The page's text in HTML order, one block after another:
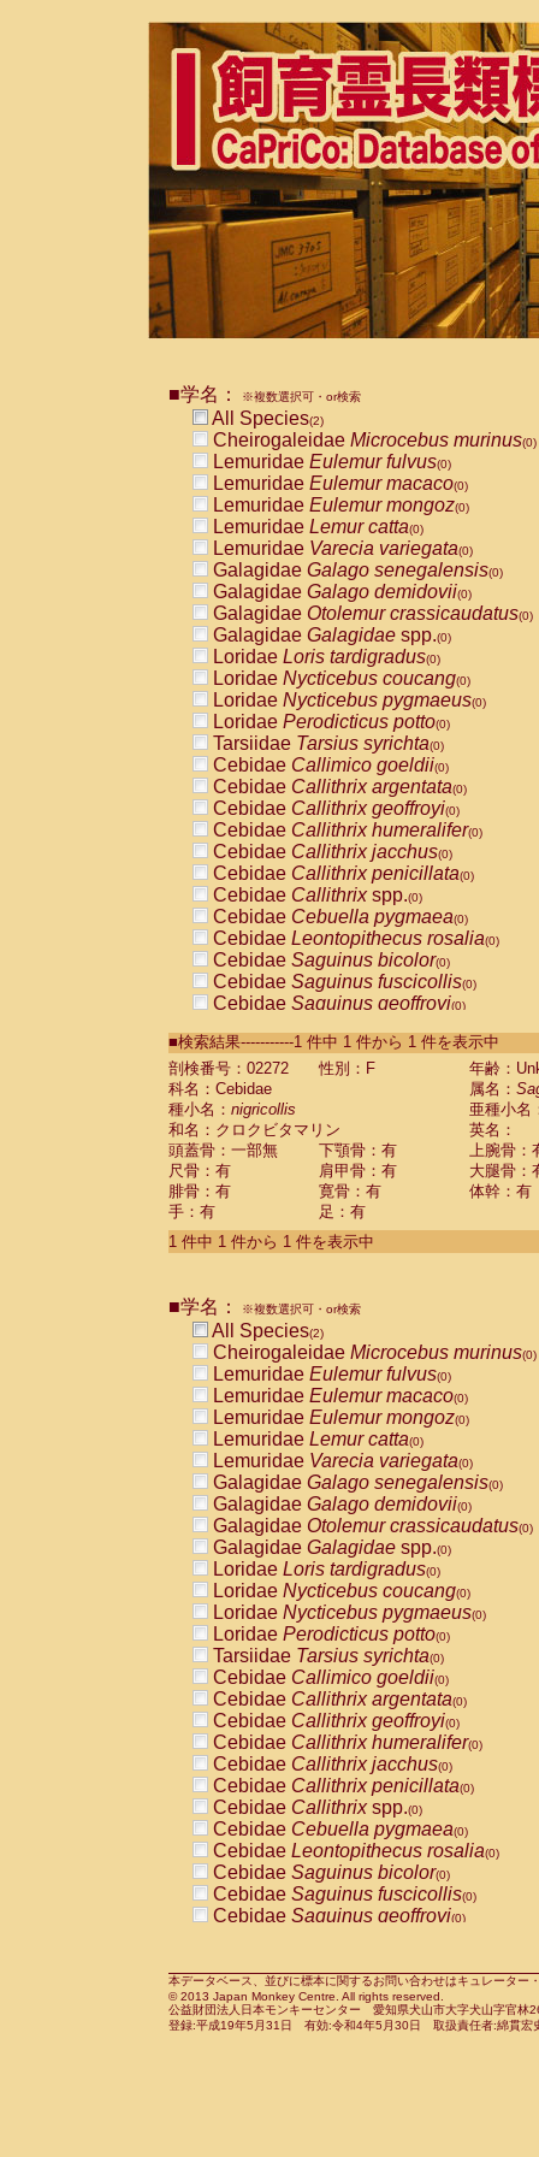
■学名： ※複数選択可・or検索
All Species(2)
Cheirogaleidae Microcebus murinus(0)
Lemuridae Eulemur fulvus(0)
Lemuridae Eulemur macaco(0)
Lemuridae Eulemur mongoz(0)
Lemuridae Lemur catta(0)
Lemuridae Varecia variegata(0)
Galagidae Galago senegalensis(0)
Galagidae Galago demidovii(0)
Galagidae Otolemur crassicaudatus(0)
Galagidae Galagidae spp.(0)
Loridae Loris tardigradus(0)
Loridae Nycticebus coucang(0)
Loridae Nycticebus pygmaeus(0)
Loridae Perodicticus potto(0)
Tarsiidae Tarsius syrichta(0)
Cebidae Callimico goeldii(0)
Cebidae Callithrix argentata(0)
Cebidae Callithrix geoffroyi(0)
Cebidae Callithrix humeralifer(0)
Cebidae Callithrix jacchus(0)
Cebidae Callithrix penicillata(0)
Cebidae Callithrixspp.(0)
Cebidae Cebuella pygmaea(0)
Cebidae Leontopithecus rosalia(0)
Cebidae Saguinus bicolor(0)
Cebidae Saguinus fuscicollis(0)
Cebidae Saguinus geoffroyi(0)
CebidaeSaguinus labiatus(0)
Cebidae Saguinus leucopus (0)
Cebidae
CebidaeSaguinus mystax
CebidaeSaguinus nigricollis (1)
Cebidae Saguinus oedipus
Cebidae Saguinus weddelli
Cebidae Saguinusspp.
Cebidae Aotus trivirgatus
Cebidae Cebus albifrons
CebidaeCebus nigrivittatus
CebidaeCebus
CebidaeSaimiri boliviensis(0)
CebidaeSaimiri sciureus(0)
AtelidaeAlouatta caraya(0)
AtelidaeAlouatta fusca(0)
AtelidaeAlouatta seniculus
AtelidaeAlouattaspp.(0)
AtelidaeAteles belzebuth(0)
AtelidaeAteles geoffroyi(0)
AtelidaeAteles paniscus(0)
AtelidaeAtelesspp.(0)
Atelidae Lagothrix lagothricha
AtelidaeLagothrix lagothricha cana
PitheciidaeCacajao calvus
PitheciidaeCallicebus cupreus
PitheciidaeCallicebus donacophilus
PitheciidaeCallicebus moloch
PitheciidaeCallicebus torquatus
PitheciidaeCallicebusspp.(0)
PitheciidaeChiropotes satanas(0)
PitheciidaePithecia monachus
PitheciidaePithecia pithecia(0)
CercopithecidaeCercocebus agilis
CercopithecidaeCercocebus
CercopithecidaeCercocebus
CercopithecidaeCercocebus
CercopithecidaeCercocebus
CercopithecidaeCercocebushybrid
CercopithecidaePapio anubis(0)
CercopithecidaePapio cynocephalus
CercopithecidaePapio hamadryas(0)
■検索結果-----------1 件中 1 件から 1 件を表示中
剖検番号：02272
性別：F
年齢：
科名：Cebidae
属名：
種小名： nigricollis
亜種小名
和名：クロクビタマリン
英名：
頭蓋骨：一部無
下顎骨：有
上腕骨：
尺骨：有
肩甲骨：有
大腿骨：
腓骨：有
寛骨：有
体幹：有
手：有
足：有
1 件中 1 件から 1 件を表示中
■学名： ※複数選択可・or検索
All Species(2)
Cheirogaleidae Microcebus murinus(0)
Lemuridae Eulemur fulvus(0)
Lemuridae Eulemur macaco(0)
Lemuridae Eulemur mongoz(0)
Lemuridae Lemur catta(0)
Lemuridae Varecia variegata(0)
Galagidae Galago senegalensis(0)
Galagidae Galago demidovii(0)
Galagidae Otolemur crassicaudatus(0)
Galagidae Galagidae spp.(0)
Loridae Loris tardigradus(0)
Loridae Nycticebus coucang(0)
Loridae Nycticebus pygmaeus(0)
Loridae Perodicticus potto(0)
Tarsiidae Tarsius syrichta(0)
Cebidae Callimico goeldii(0)
Cebidae Callithrix argentata(0)
Cebidae Callithrix geoffroyi(0)
Cebidae Callithrix humeralifer(0)
Cebidae Callithrix jacchus(0)
Cebidae Callithrix penicillata(0)
Cebidae Callithrixspp.(0)
Cebidae Cebuella pygmaea(0)
Cebidae Leontopithecus rosalia(0)
Cebidae Saguinus bicolor(0)
Cebidae Saguinus fuscicollis(0)
Cebidae Saguinus geoffroyi(0)
CebidaeSaguinus leucopus(0)
CebidaeSaguinus midas(0)
Cebidae Saguinus mystax(0)
本データベース、並びに標本に関するお問い合わせはキュレータ
© 2013 Japan Monkey Centre. All rights reserved.
公益財団法人日本モンキーセンター 愛知県犬山市大字犬山字官
登録:平成19年5月31日 有効:令和4年5月30日 取扱責任者:綿貫宏